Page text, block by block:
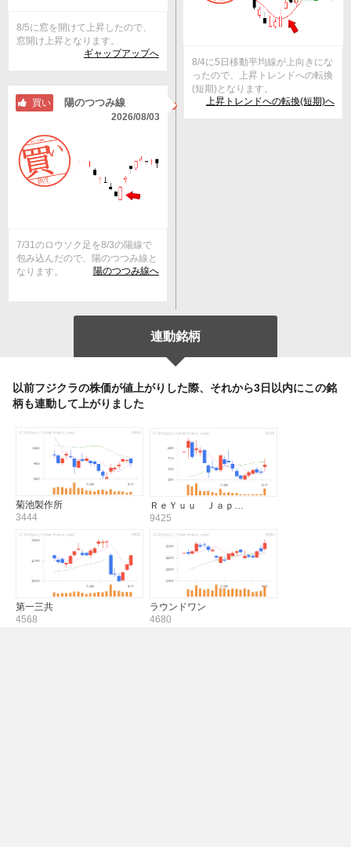
8/5に窓を開けて上昇したので、
窓開け上昇となります。
ギャップアップへ
8/4に5日移動平均線が上向きにな
ったので、上昇トレンドへの転換
(短期)となります。
上昇トレンドへの転換(短期)へ
買い 陽のつつみ線
2026/08/03
7/31のロウソク足を8/3の陽線で
包み込んだので、陽のつつみ線と
なります。
陽のつつみ線へ
連動銘柄
以前フジクラの株価が値上がりした際、それから3日以内にこの銘
柄も連動して上がりました
菊池製作所
3444
ＲｅＹｕｕ Ｊａｐ…
9425
第一三共
4568
ラウンドワン
4680